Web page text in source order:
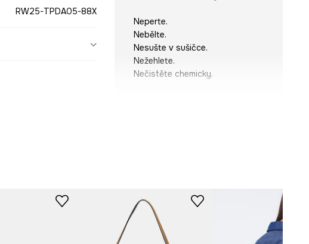
RW25-TPDA05-88X
Neperte.
Nebělte.
Nesušte v sušičce.
Nežehlete.
Nečistěte chemicky.